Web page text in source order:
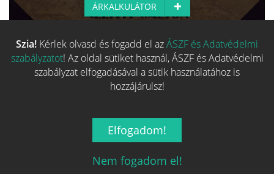
ÁRKALKULÁTOR
Több hasonló játék keresése
Szia! Kérlek olvasd és fogadd el azÁSZF és Adatvédelmi
szabályzatot! Az oldal sütiket használ, ÁSZF és Adatvédelmi
szabályzat elfogadásával a sütik használatához is
hozzájárulsz!
Elfogadom!
Nem fogadom el!